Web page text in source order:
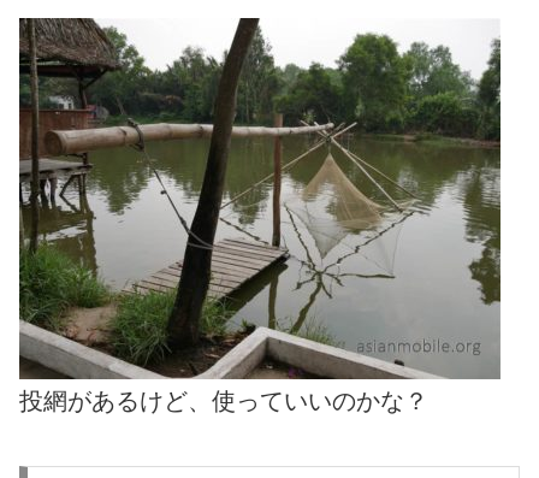
投網があるけど、使っていいのかな？